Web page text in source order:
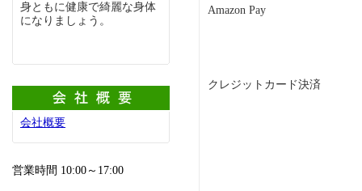
身ともに健康で綺麗な身体
になりましょう。
会社概要
営業時間 10:00～17:00
Amazon Pay
クレジットカード決済